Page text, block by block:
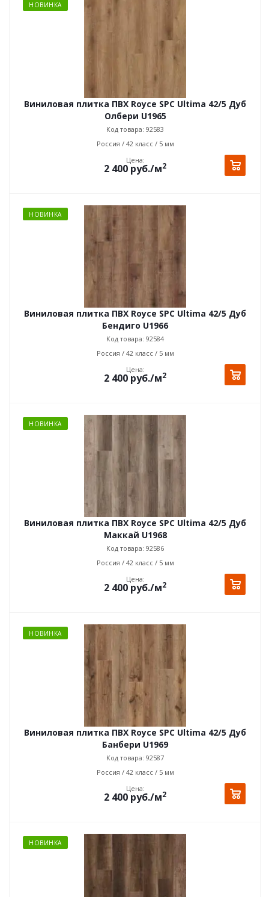
НОВИНКА
Виниловая плитка ПВХ Royce SPC Ultima 42/5 Дуб
Олбери U1965
Код товара: 92583
Россия / 42 класс / 5 мм
Цена:
2 400 руб./м2
НОВИНКА
Виниловая плитка ПВХ Royce SPC Ultima 42/5 Дуб
Бендиго U1966
Код товара: 92584
Россия / 42 класс / 5 мм
Цена:
2 400 руб./м2
НОВИНКА
Виниловая плитка ПВХ Royce SPC Ultima 42/5 Дуб
Маккай U1968
Код товара: 92586
Россия / 42 класс / 5 мм
Цена:
2 400 руб./м2
НОВИНКА
Виниловая плитка ПВХ Royce SPC Ultima 42/5 Дуб
Банбери U1969
Код товара: 92587
Россия / 42 класс / 5 мм
Цена:
2 400 руб./м2
НОВИНКА